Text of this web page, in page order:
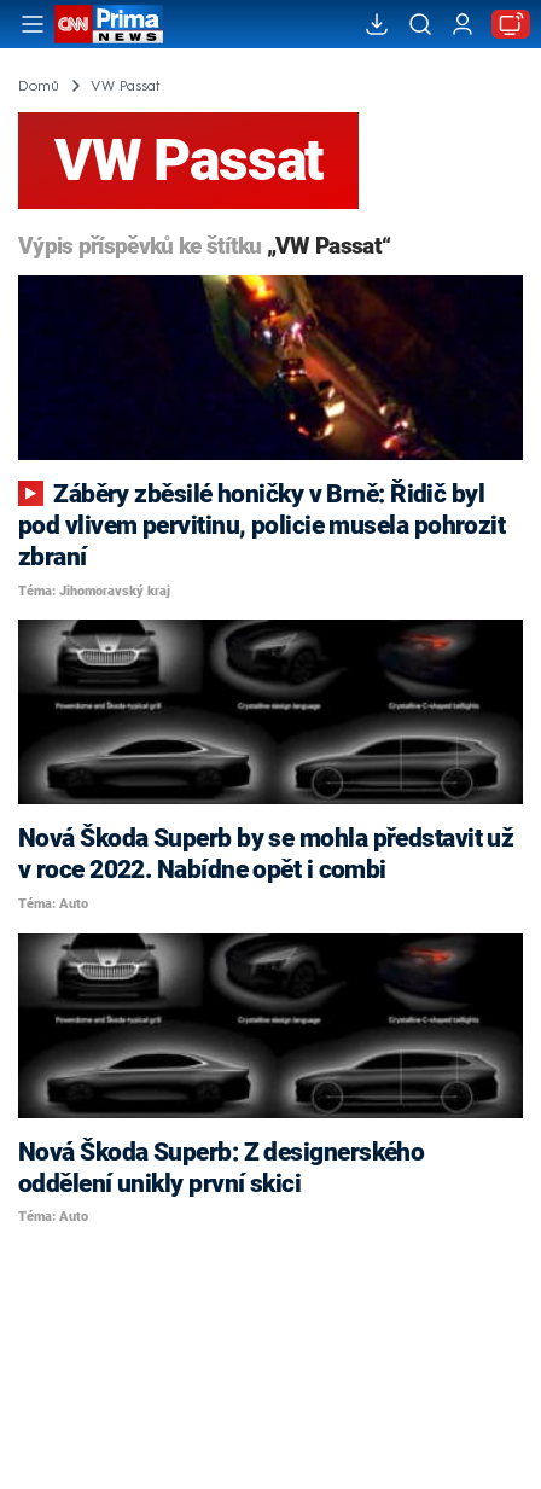
Domů VW Passat
VW Passat
Výpis příspěvků ke štítku „VW Passat“
Záběry zběsilé honičky v Brně: Řidič byl
pod vlivem pervitinu, policie musela pohrozit
zbraní
Téma: Jihomoravský kraj
Nová Škoda Superb by se mohla představit už
v roce 2022. Nabídne opět i combi
Téma: Auto
Nová Škoda Superb: Z designerského
oddělení unikly první skici
Téma: Auto